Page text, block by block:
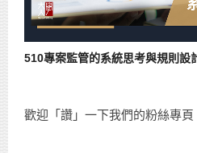
510專案監管的系統思考與規則設
歡迎「讚」一下我們的粉絲專